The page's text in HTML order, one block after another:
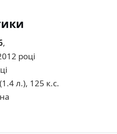
,
році
л.), 125 к.с.